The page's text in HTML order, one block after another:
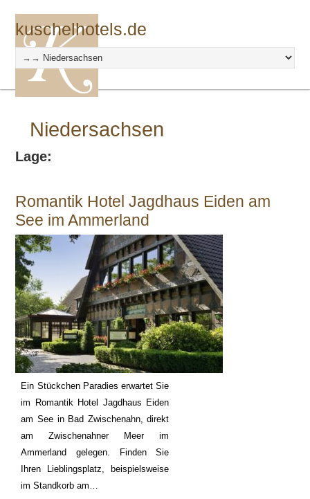
kuschelhotels.de
Niedersachsen
Lage:
Romantik Hotel Jagdhaus Eiden am
See im Ammerland
Ein Stückchen Paradies erwartet Sie
im Romantik Hotel Jagdhaus Eiden
am See in Bad Zwischenahn, direkt
am Zwischenahner Meer im
Ammerland gelegen. Finden Sie
Ihren Lieblingsplatz, beispielsweise
im Standkorb am…